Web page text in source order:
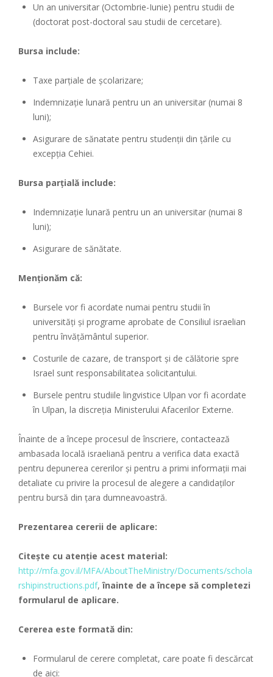
Un an universitar (Octombrie-Iunie) pentru studii de
(doctorat post-doctoral sau studii de cercetare).
Bursa include:
Taxe parțiale de școlarizare;
Indemnizație lunară pentru un an universitar (numai 8
luni);
Asigurare de sănatate pentru studenții din țările cu
excepția Cehiei.
Bursa parțială include:
Indemnizație lunară pentru un an universitar (numai 8
luni);
Asigurare de sănătate.
Menționăm că:
Bursele vor fi acordate numai pentru studii în
universități și programe aprobate de Consiliul israelian
pentru învățământul superior.
Costurile de cazare, de transport și de călătorie spre
Israel sunt responsabilitatea solicitantului.
Bursele pentru studiile lingvistice Ulpan vor fi acordate
în Ulpan, la discreția Ministerului Afacerilor Externe.
Înainte de a începe procesul de înscriere, contactează
ambasada locală israeliană pentru a verifica data exactă
pentru depunerea cererilor și pentru a primi informații mai
detaliate cu privire la procesul de alegere a candidaților
pentru bursă din țara dumneavoastră.
Prezentarea cererii de aplicare:
Citește cu atenție acest material:
http://mfa.gov.il/MFA/AboutTheMinistry/Documents/schola
rshipinstructions.pdf, înainte de a începe să completezi
formularul de aplicare.
Cererea este formată din:
Formularul de cerere completat, care poate fi descărcat
de aici: